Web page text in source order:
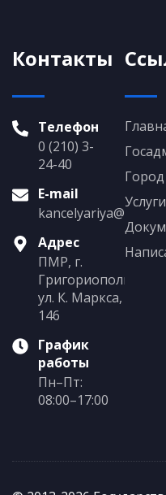
Контакты
Телефон
0 (210) 3-
24-40
E-mail
Адрес
ПМР, г.
Григориополь,
ул. К. Маркса,
146
График
работы
Пн–Пт:
08:00–17:00
Услуги